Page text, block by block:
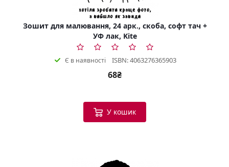
Зошит для малювання, 24 арк., скоба, софт тач +
УФ лак, Kite
Є в наявності ISBN: 4063276365903
68₴
У кошик